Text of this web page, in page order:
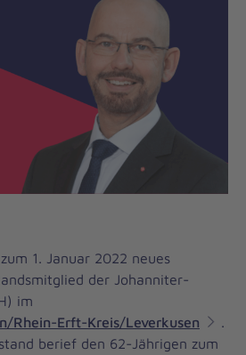
1. Januar 2022 neues
der Johanniter-
im
Rhein-Erft-Kreis/Leverkusen
.
berief den 62-Jährigen zum